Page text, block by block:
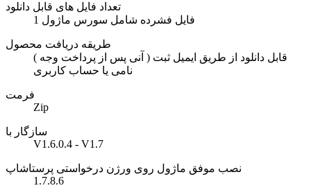
تعداد فایل های قابل دانلود
1 فایل فشرده شامل سورس ماژول
طریقه دریافت محصول
( آنی پس از پرداخت وجه ) قابل دانلود از طریق ایمیل ثبت
نامی یا حساب کاربری
فرمت
Zip
سازگار با
V1.6.0.4 - V1.7
نصب موفق ماژول روی ورژن درخواستی پرستاشاپ
1.7.8.6